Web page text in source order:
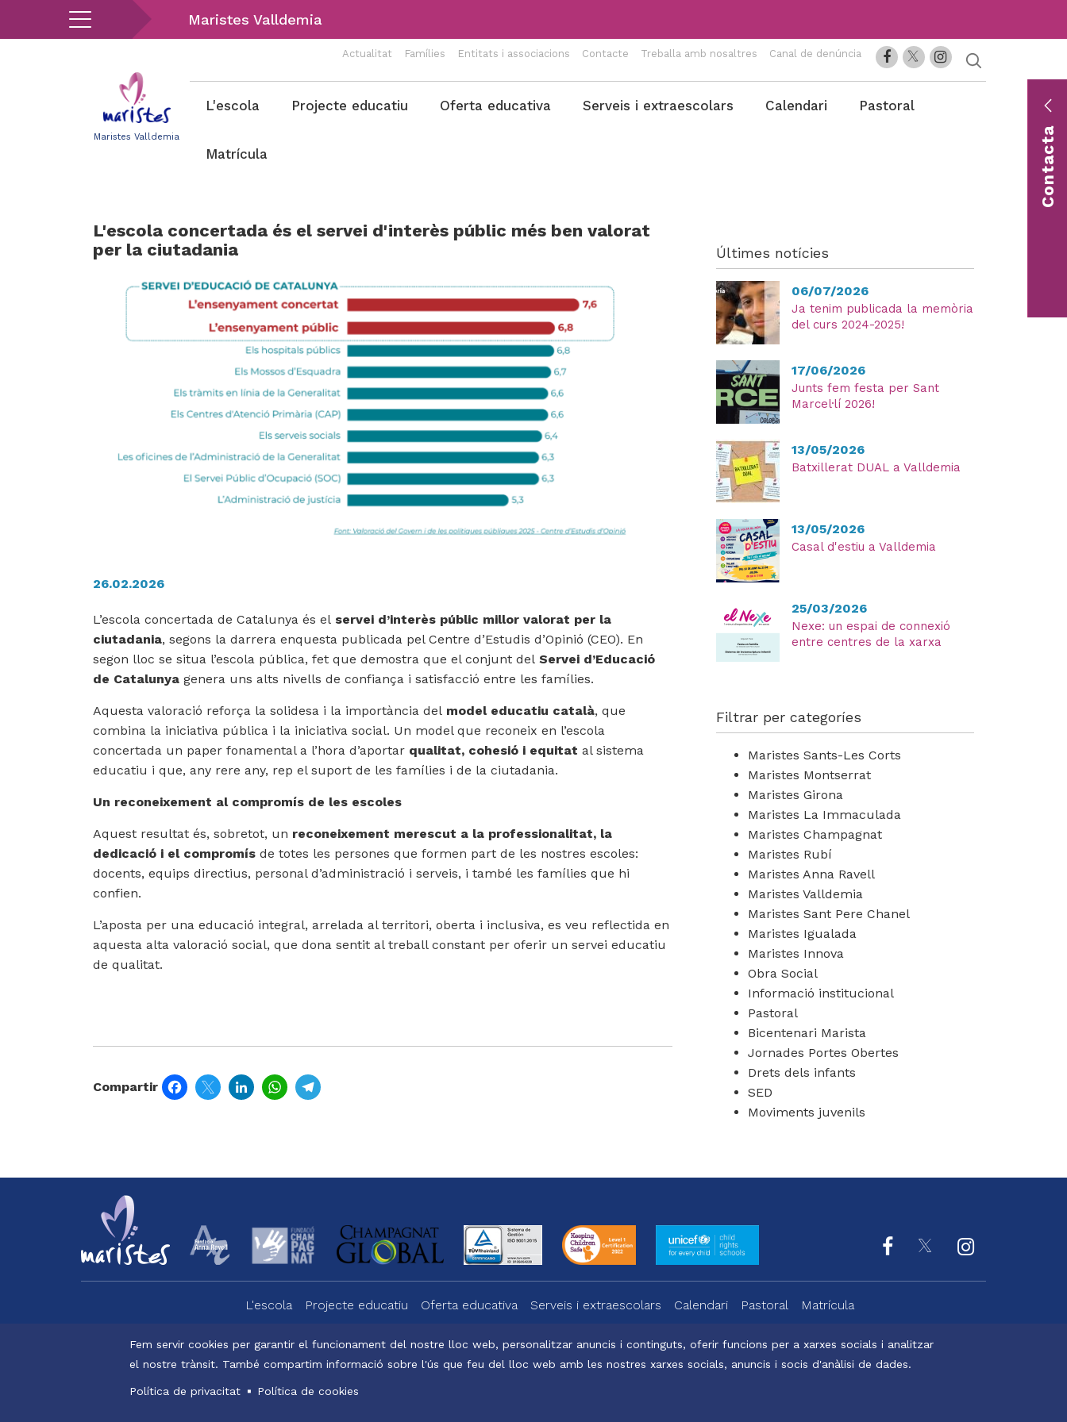
Maristes Valldemia
Maristes Valldemia
Actualitat Famílies Entitats i associacions Contacte Treballa amb nosaltres Canal de denúncia
Menu
L'escola Projecte educatiu Oferta educativa Serveis i extraescolars Calendari Pastoral
Matrícula
L'escola concertada és el servei d'interès públic més ben valorat
per la ciutadania
26.02.2026
L’escola concertada de Catalunya és el servei d’interès públic millor valorat per la
ciutadania, segons la darrera enquesta publicada pel Centre d’Estudis d’Opinió (CEO). En
segon lloc se situa l’escola pública, fet que demostra que el conjunt del Servei d’Educació
de Catalunya genera uns alts nivells de confiança i satisfacció entre les famílies.
Aquesta valoració reforça la solidesa i la importància del model educatiu català, que
combina la iniciativa pública i la iniciativa social. Un model que reconeix en l’escola
concertada un paper fonamental a l’hora d’aportar qualitat, cohesió i equitat al sistema
educatiu i que, any rere any, rep el suport de les famílies i de la ciutadania.
Un reconeixement al compromís de les escoles
Aquest resultat és, sobretot, un reconeixement merescut a la professionalitat, la
dedicació i el compromís de totes les persones que formen part de les nostres escoles:
docents, equips directius, personal d’administració i serveis, i també les famílies que hi
confien.
L’aposta per una educació integral, arrelada al territori, oberta i inclusiva, es veu reflectida en
aquesta alta valoració social, que dona sentit al treball constant per oferir un servei educatiu
de qualitat.
Compartir FacebookTwitterLinkedInWhatsApp
Últimes notícies
06/07/2026
Ja tenim publicada la memòria
del curs 2024-2025!
17/06/2026
Junts fem festa per Sant
Marcel·lí 2026!
13/05/2026
Batxillerat DUAL a Valldemia
13/05/2026
Casal d'estiu a Valldemia
25/03/2026
Nexe: un espai de connexió
entre centres de la xarxa
Filtrar per categoríes
Maristes Sants-Les Corts
Maristes Montserrat
Maristes Girona
Maristes La Immaculada
Maristes Champagnat
Maristes Rubí
Maristes Anna Ravell
Maristes Valldemia
Maristes Sant Pere Chanel
Maristes Igualada
Maristes Innova
Obra Social
Informació institucional
Pastoral
Bicentenari Marista
Jornades Portes Obertes
Drets dels infants
SED
Moviments juvenils
Fem servir cookies per garantir el funcionament del nostre lloc web, personalitzar anuncis i continguts, oferir funcions per a xarxes socials i analitzar
el nostre trànsit. També compartim informació sobre l'ús que feu del lloc web amb les nostres xarxes socials, anuncis i socis d'anàlisi de dades.
Política de privacitat Política de cookies
Contacta
footer
valldemia
L'escola Projecte educatiu Oferta educativa Serveis i extraescolars Calendari Pastoral Matrícula
Alexia
Office 365
Menu
legals